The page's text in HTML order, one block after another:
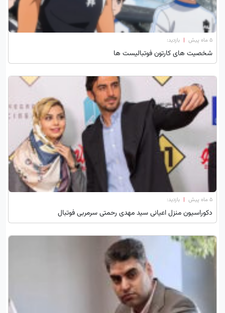
۵ ماه پیش | بازدید:
شخصیت های کارتون فوتبالیست ها
۵ ماه پیش | بازدید:
دکوراسیون منزل اعیانی سید مهدی رحمتی سرمربی فوتبال